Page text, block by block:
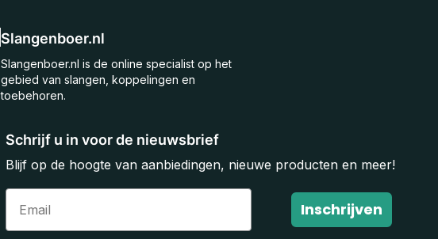
Schrijf u in voor de nieuwsbrief
Blijf op de hoogte van aanbiedingen, nieuwe producten en meer!
Email
Inschrijven
Slangenboer.nl
Slangenboer.nl is de online specialist op het
gebied van slangen, koppelingen en
toebehoren.